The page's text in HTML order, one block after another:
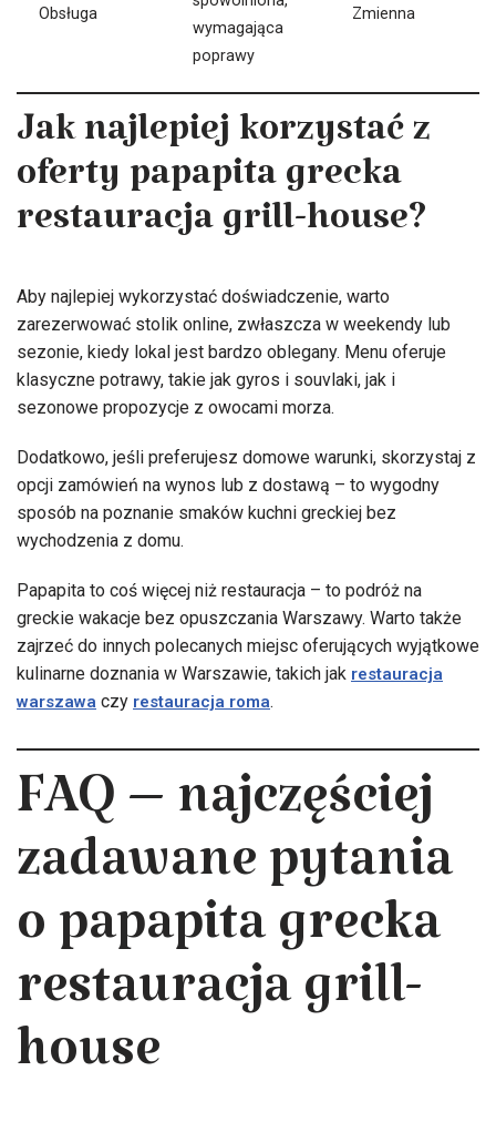
Obsługa
wymagająca
poprawy
Zmienna
Jak najlepiej korzystać z
oferty papapita grecka
restauracja grill-house?
Aby najlepiej wykorzystać doświadczenie, warto
zarezerwować stolik online, zwłaszcza w weekendy lub
sezonie, kiedy lokal jest bardzo oblegany. Menu oferuje
klasyczne potrawy, takie jak gyros i souvlaki, jak i
sezonowe propozycje z owocami morza.
Dodatkowo, jeśli preferujesz domowe warunki, skorzystaj z
opcji zamówień na wynos lub z dostawą – to wygodny
sposób na poznanie smaków kuchni greckiej bez
wychodzenia z domu.
Papapita to coś więcej niż restauracja – to podróż na
greckie wakacje bez opuszczania Warszawy. Warto także
zajrzeć do innych polecanych miejsc oferujących wyjątkowe
kulinarne doznania w Warszawie, takich jak restauracja
warszawa czy restauracja roma.
FAQ – najczęściej
zadawane pytania
o papapita grecka
restauracja grill-
house